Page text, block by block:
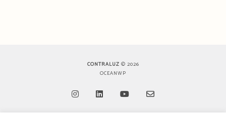
CONTRALUZ © 2026
OCEANWP